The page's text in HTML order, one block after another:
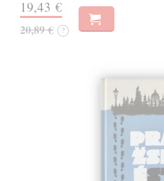
19,43 €
20,89 € ?